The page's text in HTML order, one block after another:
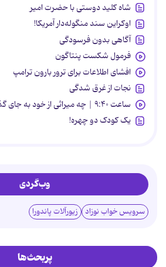
شاه کلید دوستی با حضرت امیر
اوکراین سند منگوله‌دار آمریکا!
آگاهی بدون فرسودگی
فرمول شکست پنتاگون
افشای اطلاعات برای ترور بارون ترامپ
نجات از غرق شدگی
ساعت ۹:۴۰ | چه میراثی از خود به جای گذاشت؟
یک کودک دو چهره!
وب‌گردی
سرویس خواب نوزاد زیورآلات پاندورا
پربحث‌ها